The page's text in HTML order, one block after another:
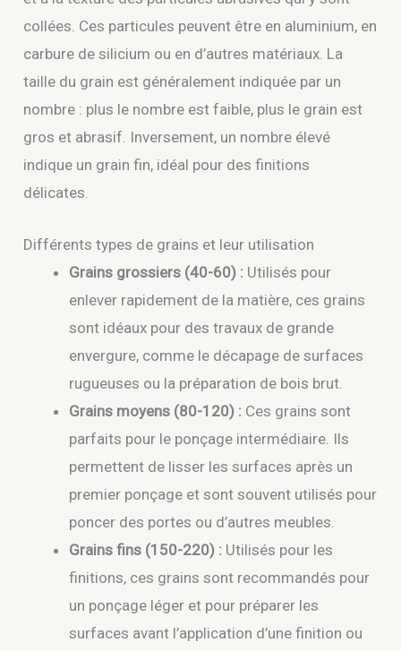
collées. Ces particules peuvent être en aluminium, en
carbure de silicium ou en d’autres matériaux. La
taille du grain est généralement indiquée par un
nombre : plus le nombre est faible, plus le grain est
gros et abrasif. Inversement, un nombre élevé
indique un grain fin, idéal pour des finitions
délicates.
Différents types de grains et leur utilisation
Grains grossiers (40-60) : Utilisés pour
enlever rapidement de la matière, ces grains
sont idéaux pour des travaux de grande
envergure, comme le décapage de surfaces
rugueuses ou la préparation de bois brut.
Grains moyens (80-120) : Ces grains sont
parfaits pour le ponçage intermédiaire. Ils
permettent de lisser les surfaces après un
premier ponçage et sont souvent utilisés pour
poncer des portes ou d’autres meubles.
Grains fins (150-220) : Utilisés pour les
finitions, ces grains sont recommandés pour
un ponçage léger et pour préparer les
surfaces avant l’application d’une finition ou